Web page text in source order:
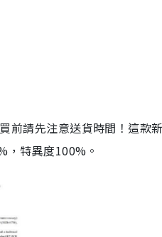
前請先注意送貨時間！這款
特異度100%。